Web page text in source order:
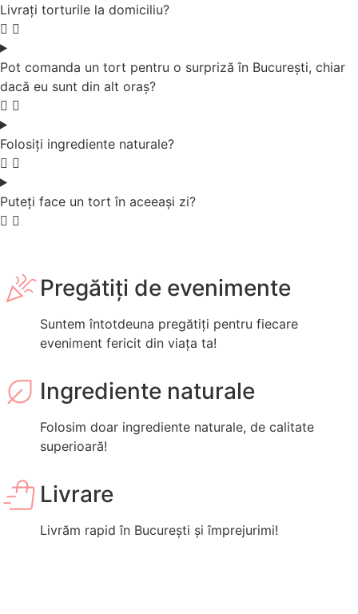
Livrați torturile la domiciliu?
Pot comanda un tort pentru o surpriză în București, chiar
dacă eu sunt din alt oraș?
Folosiți ingrediente naturale?
Puteți face un tort în aceeași zi?
Pregătiți de evenimente
Suntem întotdeuna pregătiți pentru fiecare
eveniment fericit din viața ta!
Ingrediente naturale
Folosim doar ingrediente naturale, de calitate
superioară!
Livrare
Livrăm rapid în București și împrejurimi!